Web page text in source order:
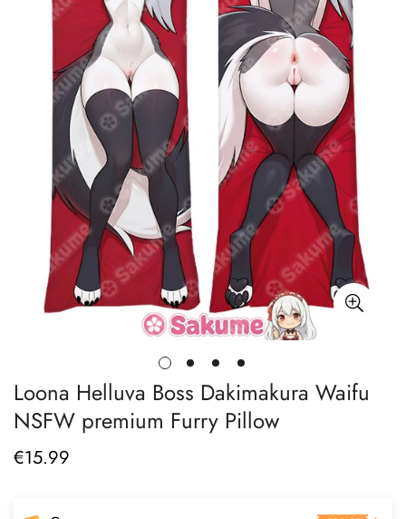
Loona Helluva Boss Dakimakura Waifu
NSFW premium Furry Pillow
Prix
€15.99